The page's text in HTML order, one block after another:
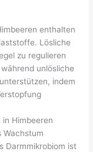
enthalten
Lösliche
zu regulieren
unlösliche
indem
Himbeeren
Wachstum
Darmmikrobiom ist